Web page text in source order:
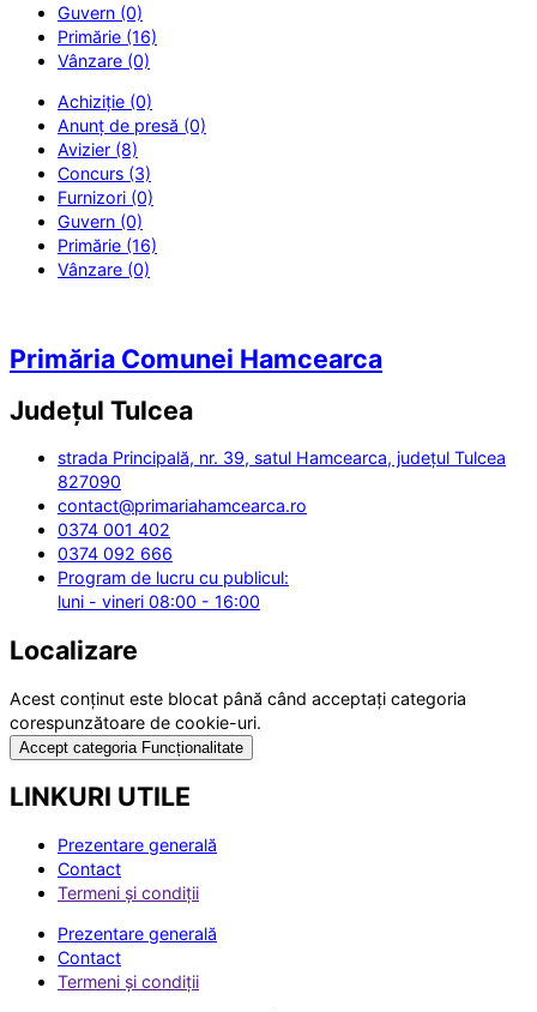
Guvern (0)
Primărie (16)
Vânzare (0)
Achiziție (0)
Anunț de presă (0)
Avizier (8)
Concurs (3)
Furnizori (0)
Guvern (0)
Primărie (16)
Vânzare (0)
Primăria Comunei Hamcearca
Județul Tulcea
strada Principală, nr. 39, satul Hamcearca, județul Tulcea
827090
contact@primariahamcearca.ro
0374 001 402
0374 092 666
Program de lucru cu publicul:
luni - vineri 08:00 - 16:00
Localizare
Acest conținut este blocat până când acceptați categoria
corespunzătoare de cookie-uri.
Accept categoria Funcționalitate
LINKURI UTILE
Prezentare generală
Contact
Termeni și condiții
Prezentare generală
Contact
Termeni și condiții